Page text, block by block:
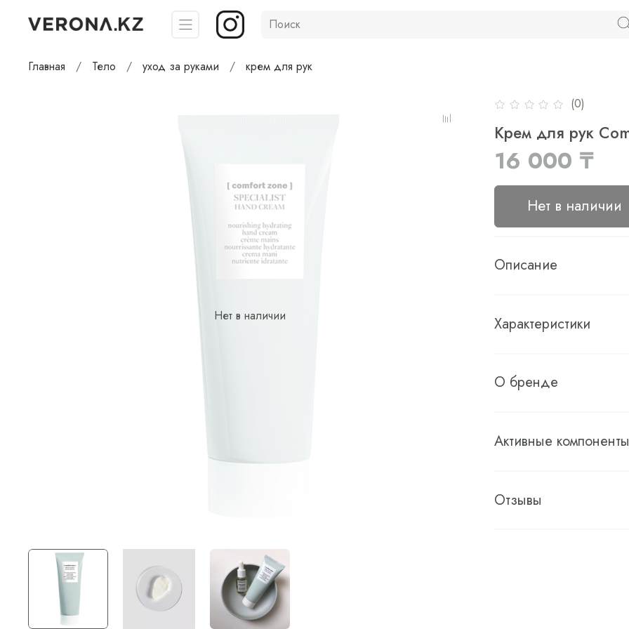
Главная Тело уход за руками крем для рук
Нет в наличии
(0)
Крем для рук
16 000 ₸
Нет в наличии
Описание
Характеристики
О бренде
Активные компоненты
Отзывы